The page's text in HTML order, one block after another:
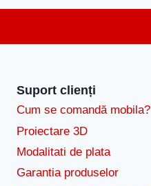
Suport clienți
Cum se comandă mobila?
Proiectare 3D
Modalitati de plata
Garantia produselor